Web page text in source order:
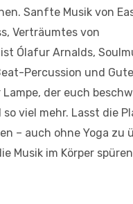
Sanfte Musik von
Verträumtes von
Ólafur Arnalds,
Percussion und
Lampe, der euch
viel mehr. Lasst die
– auch ohne Yoga zu
Musik im Körper